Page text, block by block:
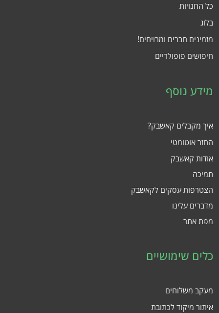
כל החנויות
בלוג
מזמינים חברים ומרויחים!
חיפושים פופולריים
מידע נוסף
איך מקבלים קאשבק?
החזר אוטומטי
אודות קאשבק
תמיכה
הצטרפות עסקים לקאשבק
מדברים עלינו
מפת אתר
כלים שימושיים
מעקב משלוחים
איתור מיקוד לכתובת